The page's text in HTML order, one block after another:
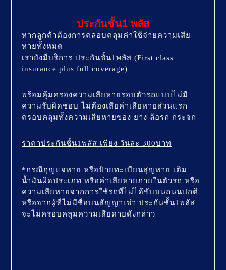
ประกันชั้น1 พลัส
หากลูกค้าต้องการคลอบคลุมค่าใช้จ่ายความเสีย
หายทั้งหมด
เรายังมีบริการ ประกันชั้น1พลัส (First class
insurance plus full coverage)
พร้อมคุ้มครองความเสียหายรอบตัวรถแบบไม่มี
ความรับผิดชอบ ไม่ต้องเสียค่าเสียหายส่วนแรก
ครอบคลุมทั้งความเสียหายของ ยาง ล้อรถ กระจก
ราคาประกันชั้น1พลัส เพียง วันละ 300บาท
*กรณีกุญแจหาย หรือป้ายทะเบียนสุญหาย เติม
น้ำมันผิดประเภท หรือค่าเสียหายภายในตัวรถ หรือ
ความเสียหายจากการใช้รถที่ไม่ได้ขับบนถนนปกติ
หรือจากผู้ที่ไม่มีชื่อบนสัญญาเช่า ประกันชั้น1พลัส
จะไม่ครอบคลุมความเสียดายดังกล่าว